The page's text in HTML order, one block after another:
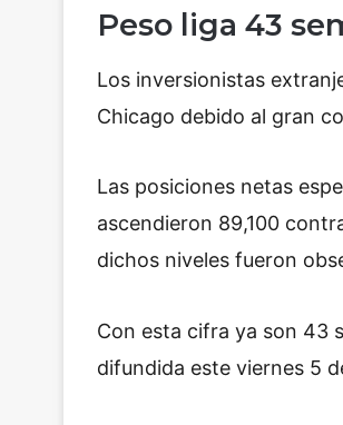
Peso liga 43
Los inversionistas
Chicago debido al gran
Las posiciones netas
ascendieron 89,100
dichos niveles fueron
Con esta cifra ya son 43
difundida este viernes 5